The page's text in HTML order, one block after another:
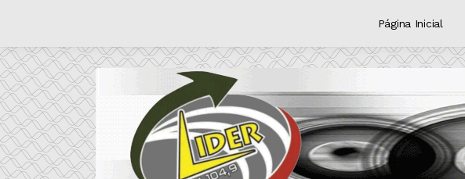
Página Inicial